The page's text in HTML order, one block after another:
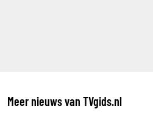
Meer nieuws van TVgids.nl